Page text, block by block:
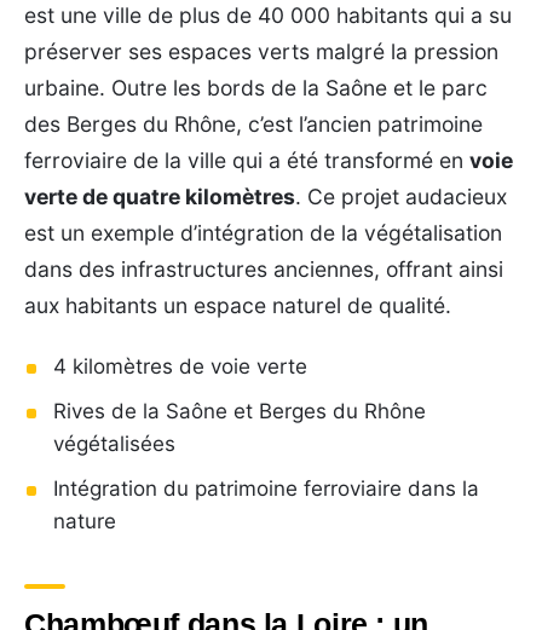
est une ville de plus de 40 000 habitants qui a su
préserver ses espaces verts malgré la pression
urbaine. Outre les bords de la Saône et le parc
des Berges du Rhône, c’est l’ancien patrimoine
ferroviaire de la ville qui a été transformé en voie
verte de quatre kilomètres. Ce projet audacieux
est un exemple d’intégration de la végétalisation
dans des infrastructures anciennes, offrant ainsi
aux habitants un espace naturel de qualité.
4 kilomètres de voie verte
Rives de la Saône et Berges du Rhône
végétalisées
Intégration du patrimoine ferroviaire dans la
nature